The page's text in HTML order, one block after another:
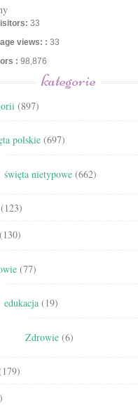
33
views: : 33
: 98,876
kategorie
(897)
polskie (697)
święta nietypowe (662)
(123)
(130)
(77)
edukacja (19)
Zdrowie (6)